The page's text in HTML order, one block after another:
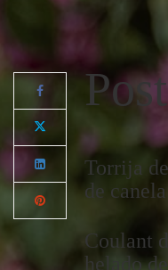
Torrija
de canela
Coulant
helado de